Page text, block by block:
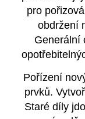
pro
obdržení
Generální
Pořízení
prvků.
Staré díly